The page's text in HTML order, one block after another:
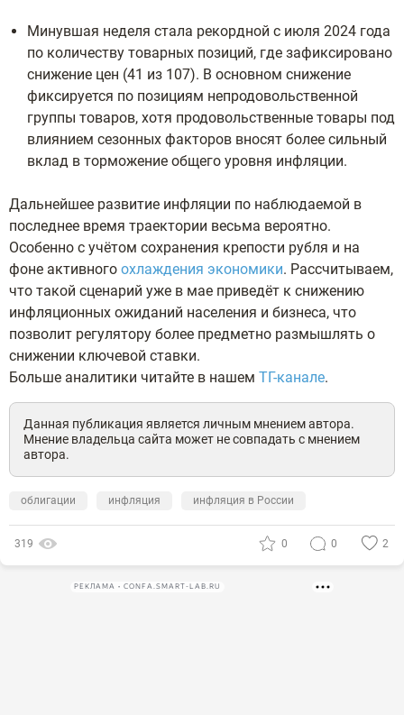
Минувшая неделя стала рекордной с июля 2024 года
по количеству товарных позиций, где зафиксировано
снижение цен (41 из 107). В основном снижение
фиксируется по позициям непродовольственной
группы товаров, хотя продовольственные товары под
влиянием сезонных факторов вносят более сильный
вклад в торможение общего уровня инфляции.
Дальнейшее развитие инфляции по наблюдаемой в
последнее время траектории весьма вероятно.
Особенно с учётом сохранения крепости рубля и на
фоне активного охлаждения экономики. Рассчитываем,
что такой сценарий уже в мае приведёт к снижению
инфляционных ожиданий населения и бизнеса, что
позволит регулятору более предметно размышлять о
снижении ключевой ставки.
Больше аналитики читайте в нашем ТГ-канале.
Данная публикация является личным мнением автора.
Мнение владельца сайта может не совпадать с мнением
автора.
облигации инфляция инфляция в России
319 0 0 2
РЕКЛАМА • CONFA.SMART-LAB.RU